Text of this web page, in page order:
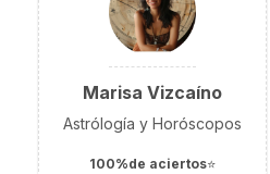
Marisa Vizcaíno
Astrólogía y Horóscopos
100%de aciertos⭐